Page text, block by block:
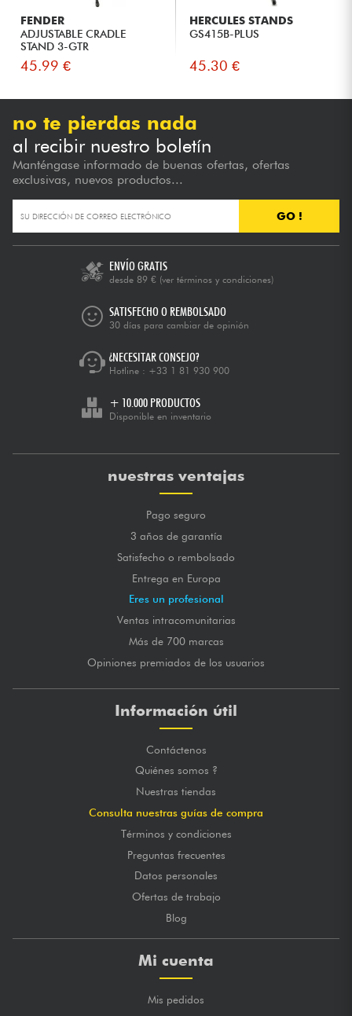
FENDER
ADJUSTABLE CRADLE
STAND 3-GTR
45.99 €
HERCULES STANDS
GS415B-PLUS
45.30 €
no te pierdas nada
al recibir nuestro boletín
Manténgase informado de buenas ofertas, ofertas
exclusivas, nuevos productos...
GO !
ENVÍO GRATIS
desde 89 € (ver términos y condiciones)
SATISFECHO O REMBOLSADO
30 días para cambiar de opinión
¿NECESITAR CONSEJO?
Hotline : +33 1 81 930 900
+ 10.000 PRODUCTOS
Disponible en inventario
nuestras ventajas
Pago seguro
3 años de garantía
Satisfecho o rembolsado
Entrega en Europa
Eres un profesional
Ventas intracomunitarias
Más de 700 marcas
Opiniones premiados de los usuarios
Información útil
Contáctenos
Quiénes somos ?
Nuestras tiendas
Consulta nuestras guías de compra
Términos y condiciones
Preguntas frecuentes
Datos personales
Ofertas de trabajo
Blog
Mi cuenta
Mis pedidos